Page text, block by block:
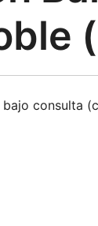
bajo consulta